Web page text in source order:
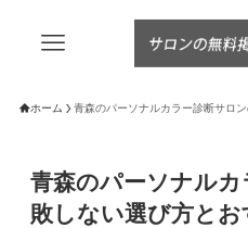
ホーム 青森のパーソナルカラー診断サロ
青森のパーソナル
敗しない選び方と